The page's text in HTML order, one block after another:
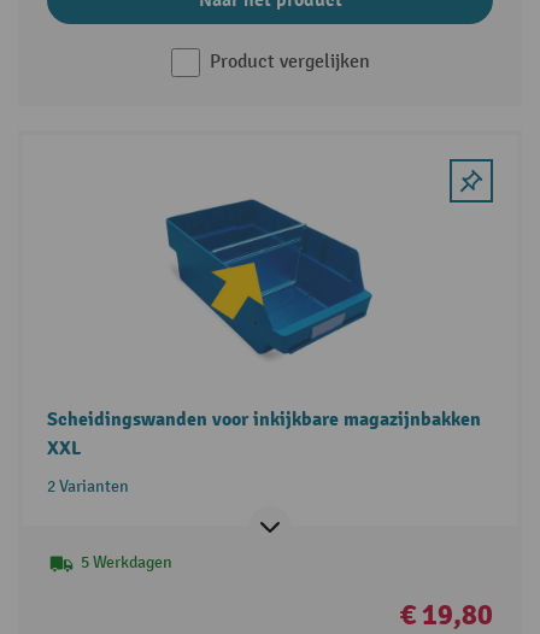
Product vergelijken
Scheidingswanden voor inkijkbare magazijnbakken
XXL
2 Varianten
5 Werkdagen
€ 19,80